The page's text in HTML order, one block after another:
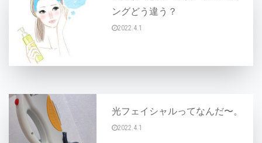
ングどう違う？
2022.4.1
光フェイシャルってなんだ〜。
2022.4.1